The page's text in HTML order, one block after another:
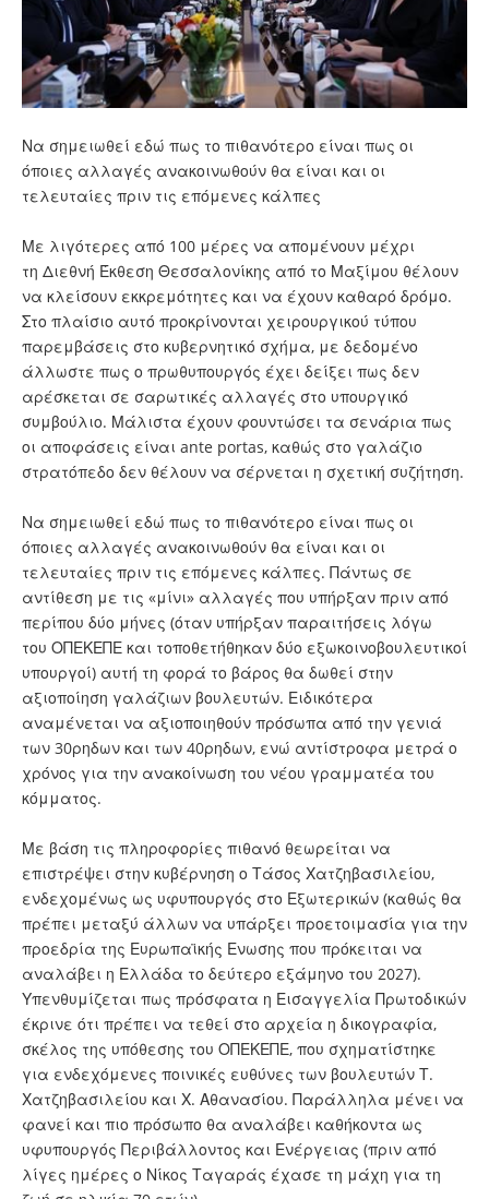
Να σημειωθεί εδώ πως το πιθανότερο είναι πως οι
όποιες αλλαγές ανακοινωθούν θα είναι και οι
τελευταίες πριν τις επόμενες κάλπες
Με λιγότερες από 100 μέρες να απομένουν μέχρι
τη Διεθνή Έκθεση Θεσσαλονίκης από το Μαξίμου θέλουν
να κλείσουν εκκρεμότητες και να έχουν καθαρό δρόμο.
Στο πλαίσιο αυτό προκρίνονται χειρουργικού τύπου
παρεμβάσεις στο κυβερνητικό σχήμα, με δεδομένο
άλλωστε πως ο πρωθυπουργός έχει δείξει πως δεν
αρέσκεται σε σαρωτικές αλλαγές στο υπουργικό
συμβούλιο. Μάλιστα έχουν φουντώσει τα σενάρια πως
οι αποφάσεις είναι ante portas, καθώς στο γαλάζιο
στρατόπεδο δεν θέλουν να σέρνεται η σχετική συζήτηση.
Να σημειωθεί εδώ πως το πιθανότερο είναι πως οι
όποιες αλλαγές ανακοινωθούν θα είναι και οι
τελευταίες πριν τις επόμενες κάλπες. Πάντως σε
αντίθεση με τις «μίνι» αλλαγές που υπήρξαν πριν από
περίπου δύο μήνες (όταν υπήρξαν παραιτήσεις λόγω
του ΟΠΕΚΕΠΕ και τοποθετήθηκαν δύο εξωκοινοβουλευτικοί
υπουργοί) αυτή τη φορά το βάρος θα δωθεί στην
αξιοποίηση γαλάζιων βουλευτών. Ειδικότερα
αναμένεται να αξιοποιηθούν πρόσωπα από την γενιά
των 30ρηδων και των 40ρηδων, ενώ αντίστροφα μετρά ο
χρόνος για την ανακοίνωση του νέου γραμματέα του
κόμματος.
Με βάση τις πληροφορίες πιθανό θεωρείται να
επιστρέψει στην κυβέρνηση ο Τάσος Χατζηβασιλείου,
ενδεχομένως ως υφυπουργός στο Εξωτερικών (καθώς θα
πρέπει μεταξύ άλλων να υπάρξει προετοιμασία για την
προεδρία της Ευρωπαϊκής Ενωσης που πρόκειται να
αναλάβει η Ελλάδα το δεύτερο εξάμηνο του 2027).
Υπενθυμίζεται πως πρόσφατα η Εισαγγελία Πρωτοδικών
έκρινε ότι πρέπει να τεθεί στο αρχεία η δικογραφία,
σκέλος της υπόθεσης του ΟΠΕΚΕΠΕ, που σχηματίστηκε
για ενδεχόμενες ποινικές ευθύνες των βουλευτών Τ.
Χατζηβασιλείου και Χ. Αθανασίου. Παράλληλα μένει να
φανεί και πιο πρόσωπο θα αναλάβει καθήκοντα ως
υφυπουργός Περιβάλλοντος και Ενέργειας (πριν από
λίγες ημέρες ο Νίκος Ταγαράς έχασε τη μάχη για τη